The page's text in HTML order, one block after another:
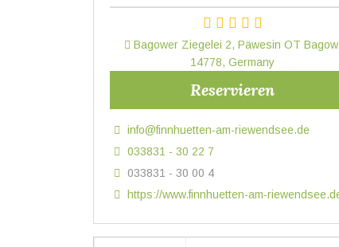
Bagower Ziegelei 2, Päwesin OT Bagow,
14778, Germany
Reservieren
info@finnhuetten-am-riewendsee.de
033831 - 30 22 7
033831 - 30 00 4
https://www.finnhuetten-am-